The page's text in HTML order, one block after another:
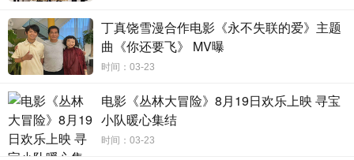
谈到《寄生》讲述家庭纠葛的故事时，黄暄婷说生活中自己
是独生女，没有兄弟姐妹有时会感到一点点孤单，但独生女
也有快乐的时候，因为能够独占妈妈的时间，让她非常的开
电视剧《寄生》预计将于2022年5月播出。
丁真饶雪漫合作电影《永不失联的爱》主题
曲《你还要飞》 MV曝
时间：03-23
电影《丛林大冒险》8月19日欢乐上映 寻宝
小队暖心集结
时间：03-23